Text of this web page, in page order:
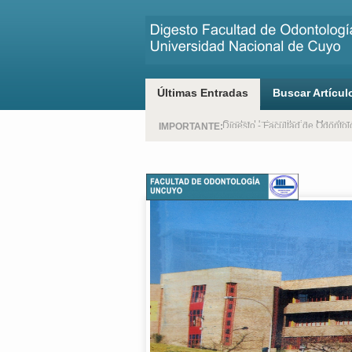
Últimas Entradas Buscar
IMPORTANTE:Digesto - Facultad de
Centro Universitario -